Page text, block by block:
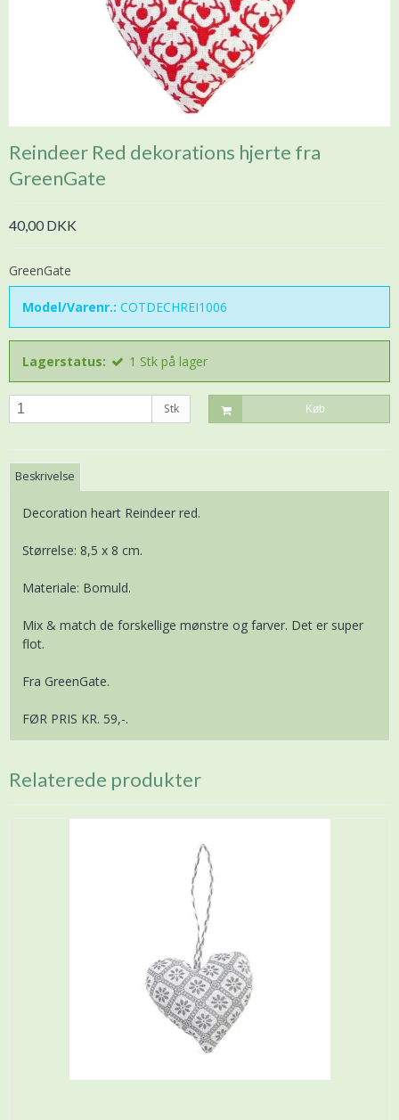
Reindeer Red dekorations hjerte fra
GreenGate
40,00 DKK
GreenGate
Model/Varenr.: COTDECHREI1006
Lagerstatus: 1 Stk på lager
Stk Køb
Beskrivelse
Decoration heart Reindeer red.
Størrelse: 8,5 x 8 cm.
Materiale: Bomuld.
Mix & match de forskellige mønstre og farver. Det er super
flot.
Fra GreenGate.
FØR PRIS KR. 59,-.
Relaterede produkter